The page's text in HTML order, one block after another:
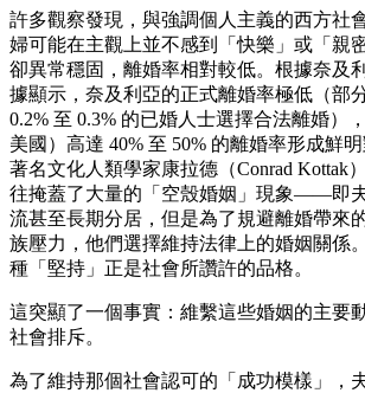
許多觀察發現，與強調個人主義的西方社
婦可能在主觀上並不感到「快樂」或「親
卻異常穩固，離婚率相對較低。根據奈及
據顯示，奈及利亞的正式離婚率極低（部
0.2% 至 0.3% 的已婚人士選擇合法離婚）
美國）高達 40% 至 50% 的離婚率形成鮮
著名文化人類學家康拉德（Conrad Kottak
往掩蓋了大量的「空殼婚姻」現象——即
流甚至長期分居，但是為了規避離婚帶來
族壓力，他們選擇維持法律上的婚姻關係
種「堅持」正是社會所讚許的品格。
這突顯了一個事實：維繫這些婚姻的主要
社會排斥。
為了維持那個社會認可的「成功模樣」，